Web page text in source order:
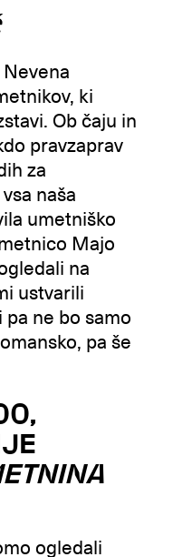
ki
Ob čaju in
pravzaprav
za
naša
umetniško
Majo
na
ustvarili
ne bo samo
pa še
ogledali